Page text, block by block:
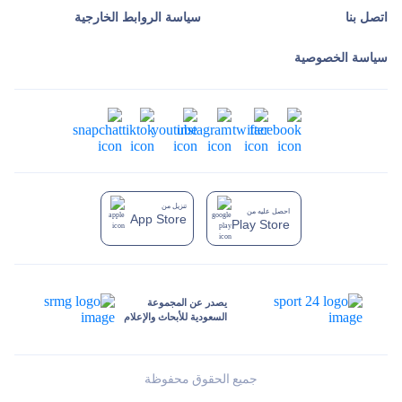
يصدر عن المجموعة
السعودية للأبحاث والإعلام
جميع الحقوق محفوظة
اتصل بنا سياسة الروابط الخارجية
سياسة الخصوصية
تنزيل من
App Store
احصل عليه من
Play Store